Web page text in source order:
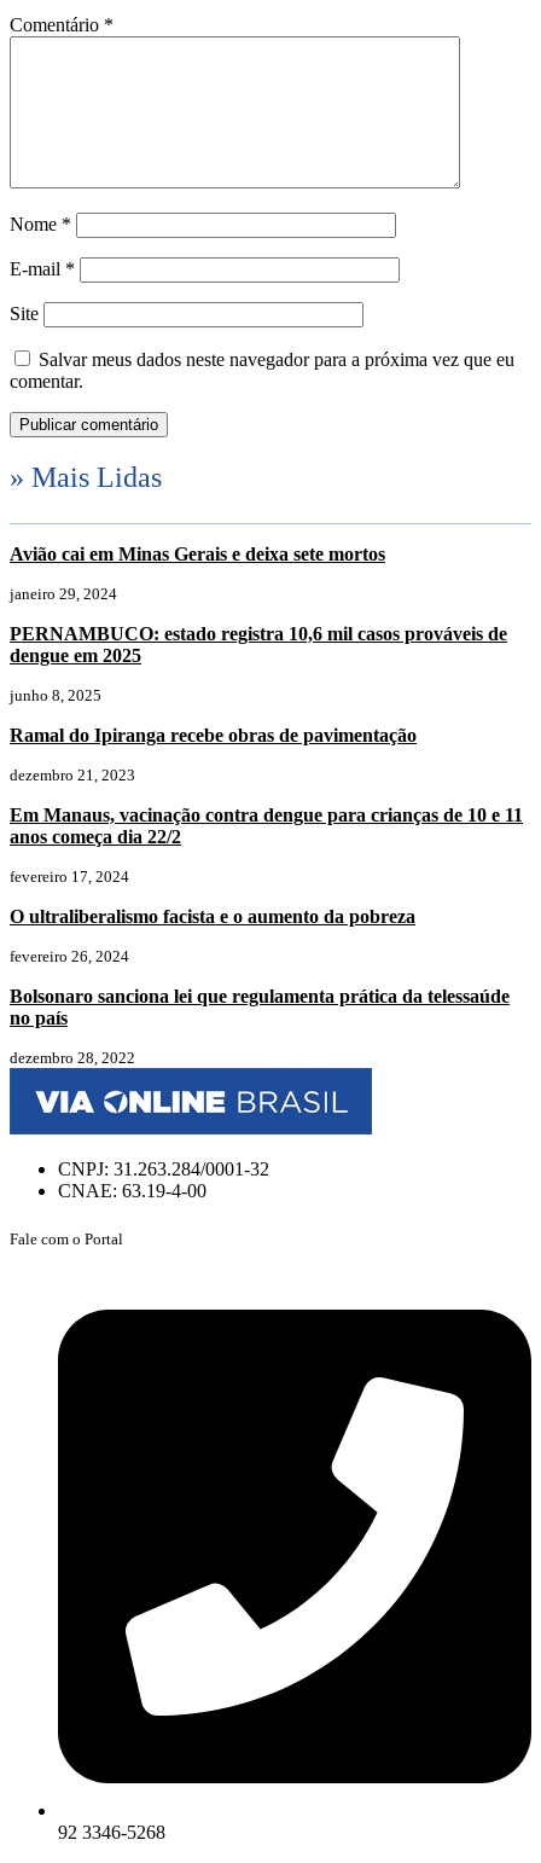
Comentário *
Nome *
E-mail *
Site
Salvar meus dados neste navegador para a próxima vez que eu
comentar.
» Mais Lidas
Avião cai em Minas Gerais e deixa sete mortos
janeiro 29, 2024
PERNAMBUCO: estado registra 10,6 mil casos prováveis de
dengue em 2025
junho 8, 2025
Ramal do Ipiranga recebe obras de pavimentação
dezembro 21, 2023
Em Manaus, vacinação contra dengue para crianças de 10 e 11
anos começa dia 22/2
fevereiro 17, 2024
O ultraliberalismo facista e o aumento da pobreza
fevereiro 26, 2024
Bolsonaro sanciona lei que regulamenta prática da telessaúde
no país
dezembro 28, 2022
CNPJ: 31.263.284/0001-32
CNAE: 63.19-4-00
Fale com o Portal
92 3346-5268